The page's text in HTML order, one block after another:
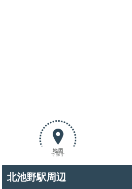
地図
で探す
北池野駅周辺